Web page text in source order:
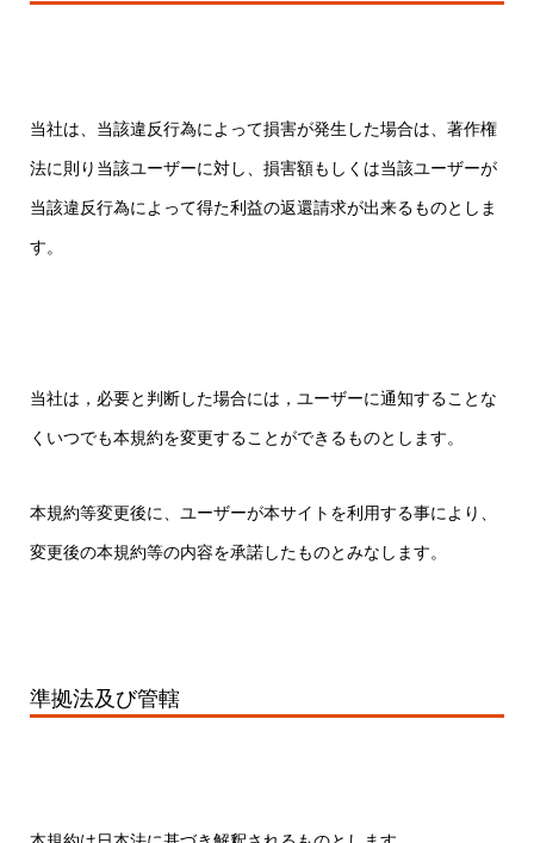
当社は、当該違反行為によって損害が発生した場合は、著作権
法に則り当該ユーザーに対し、損害額もしくは当該ユーザーが
当該違反行為によって得た利益の返還請求が出来るものとしま
す。
当社は，必要と判断した場合には，ユーザーに通知することな
くいつでも本規約を変更することができるものとします。
本規約等変更後に、ユーザーが本サイトを利用する事により、
変更後の本規約等の内容を承諾したものとみなします。
準拠法及び管轄